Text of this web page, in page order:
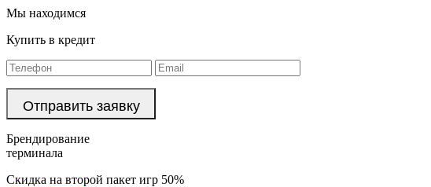
Мы находимся
Купить в кредит
Брендирование
терминала
Скидка на второй пакет игр 50%